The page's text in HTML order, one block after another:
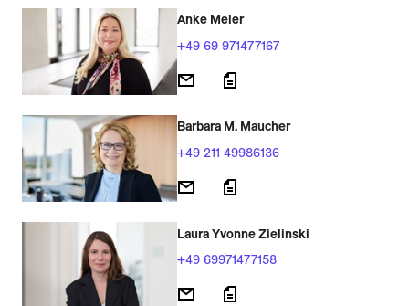
Anke Meier
+49 69 971477167
Barbara M. Maucher
+49 211 49986136
Laura Yvonne Zielinski
+49 69971477158